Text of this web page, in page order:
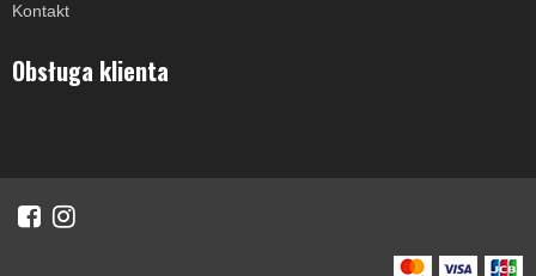
Kontakt
Obsługa klienta